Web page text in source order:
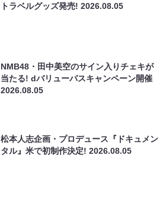
トラベルグッズ発売!2026.08.05
NMB48・田中美空のサイン入りチェキが
当たる! dバリューパスキャンペーン開催
2026.08.05
松本人志企画・プロデュース『ドキュメン
タル』米で初制作決定!2026.08.05